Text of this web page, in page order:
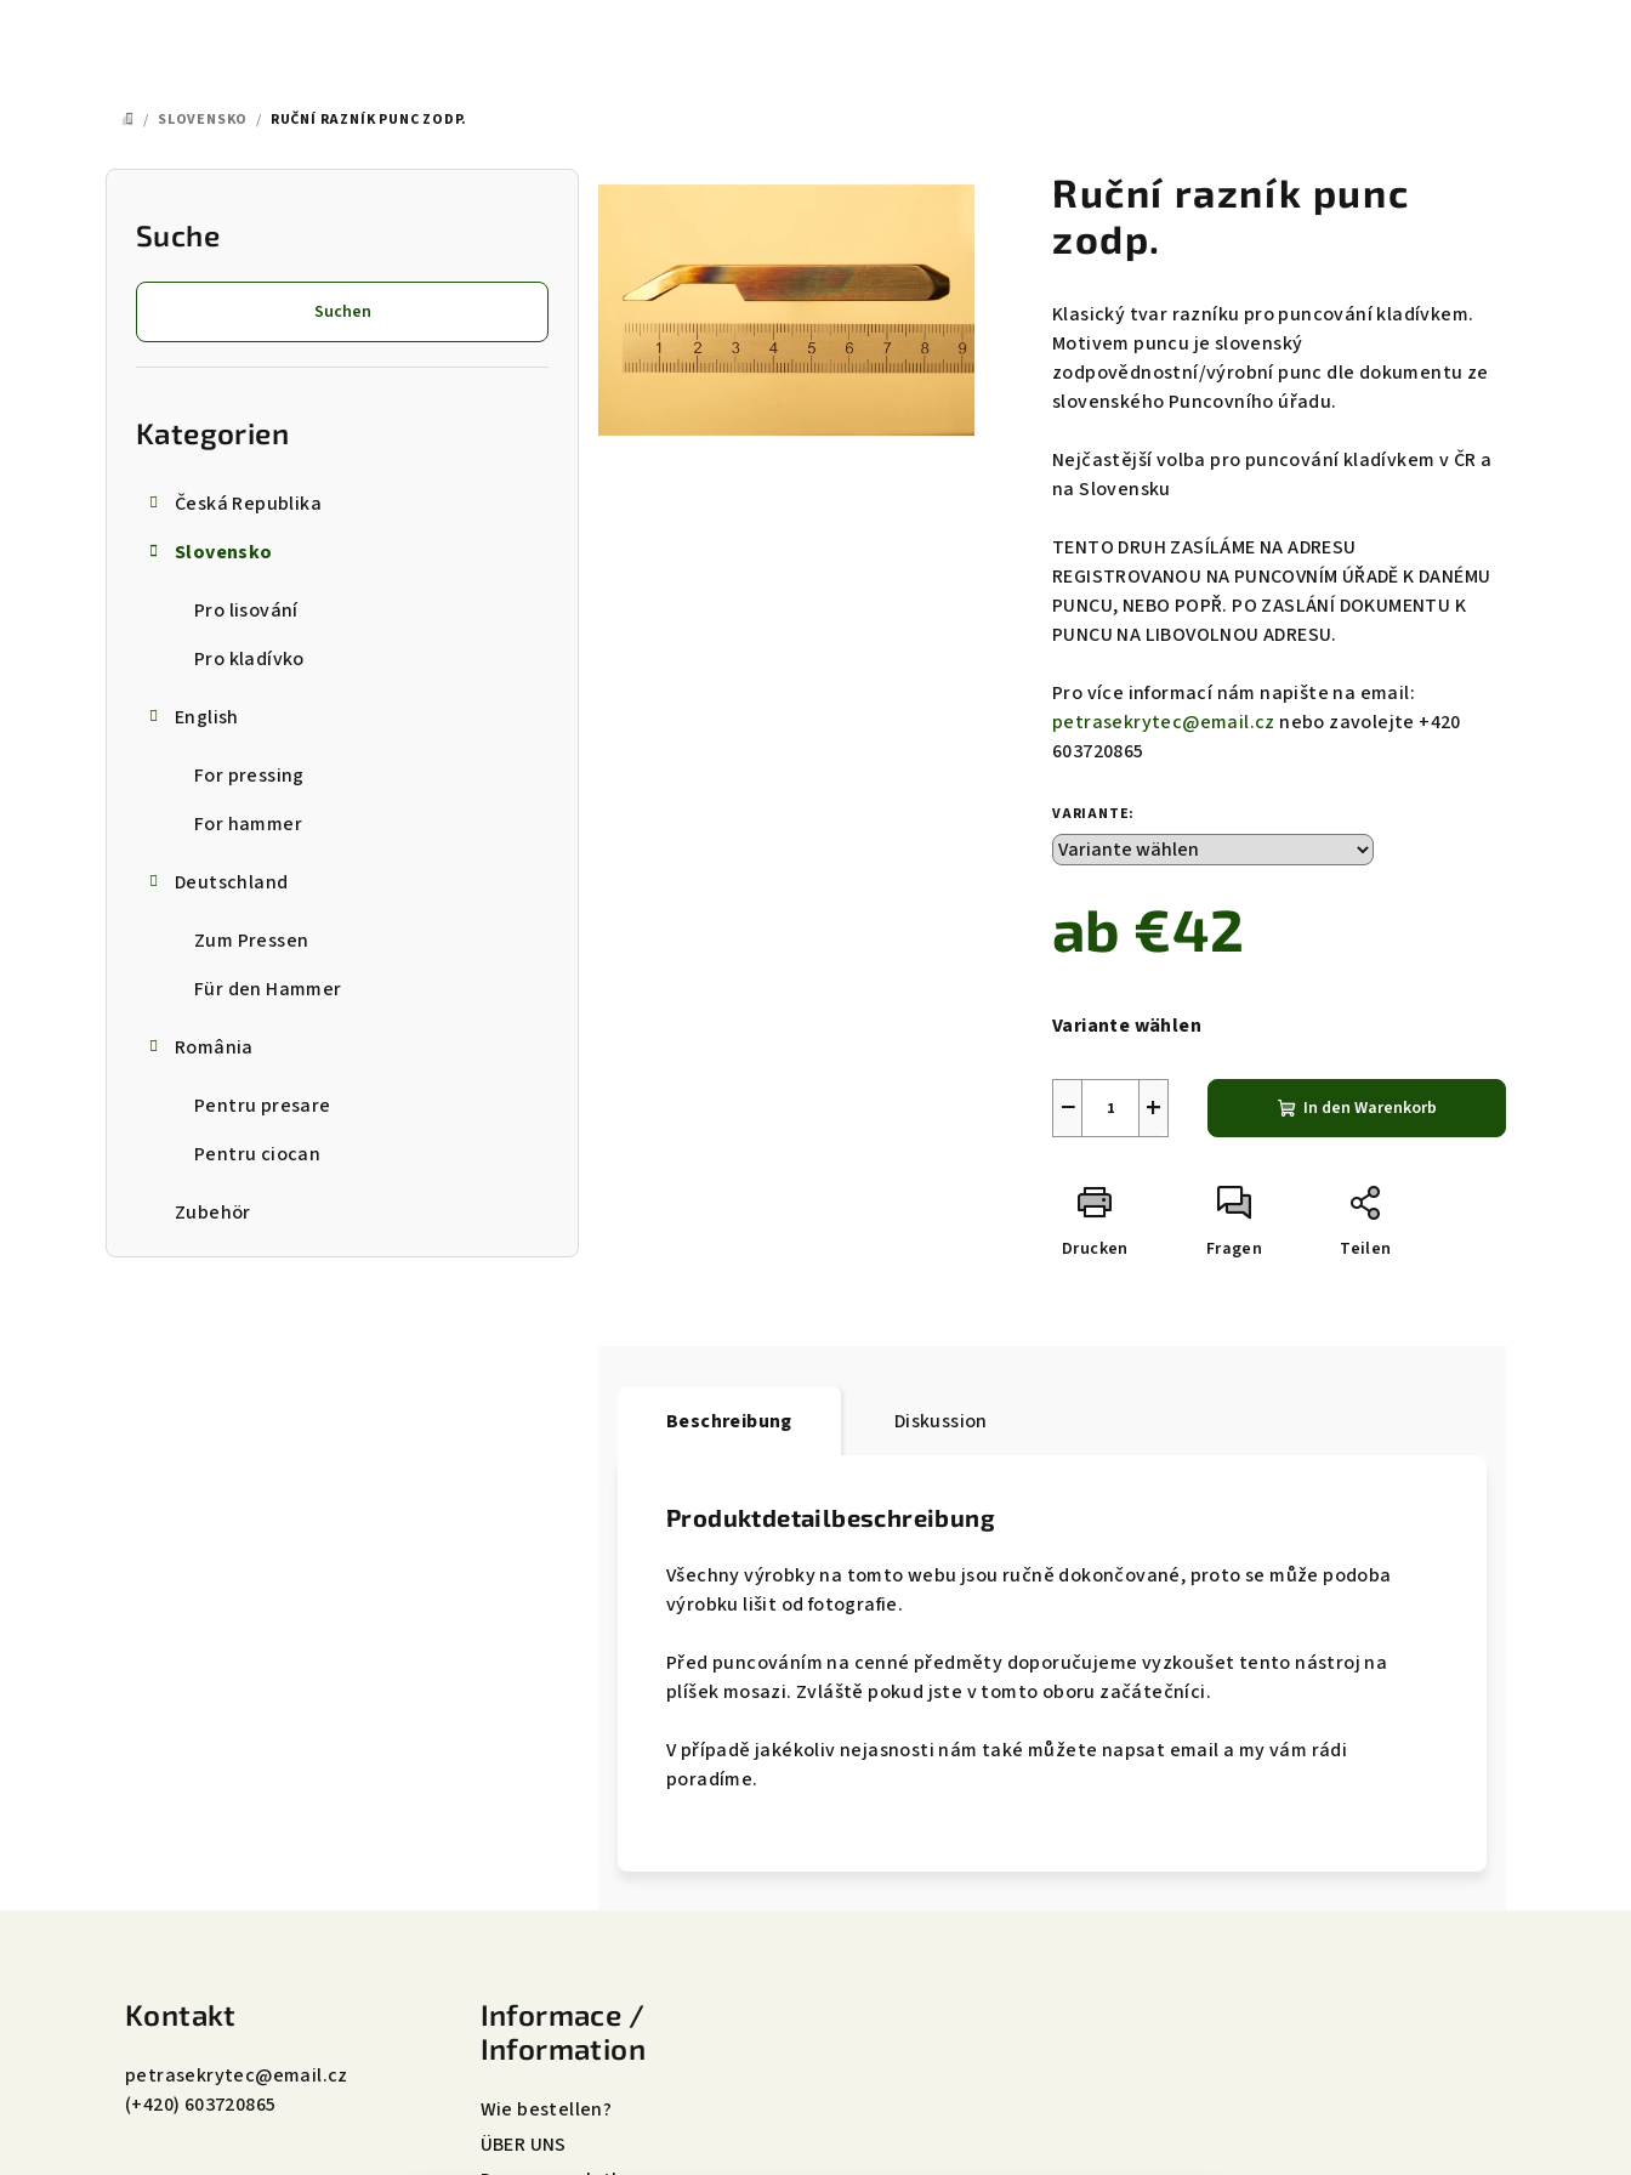
STARTSEITE
/ SLOVENSKO / RUČNÍ RAZNÍK PUNC ZODP.
Suche
Suchen
Kategorien
Česká Republika
Slovensko
Pro lisování
Pro kladívko
English
For pressing
For hammer
Deutschland
Zum Pressen
Für den Hammer
România
Pentru presare
Pentru ciocan
Zubehör
Ruční razník punc
zodp.
Klasický tvar razníku pro puncování kladívkem.
Motivem puncu je slovenský
zodpovědnostní/výrobní punc dle dokumentu ze
slovenského Puncovního úřadu.
Nejčastější volba pro puncování kladívkem v ČR a
na Slovensku
TENTO DRUH ZASÍLÁME NA ADRESU
REGISTROVANOU NA PUNCOVNÍM ÚŘADĚ K DANÉMU
PUNCU, NEBO POPŘ. PO ZASLÁNÍ DOKUMENTU K
PUNCU NA LIBOVOLNOU ADRESU.
Pro více informací nám napište na email:
petrasekrytec@email.cz nebo zavolejte +420
603720865
VARIANTE:
ab €42
Variante wählen
+
− In den Warenkorb
Drucken Fragen Teilen
Beschreibung Diskussion
Produktdetailbeschreibung
Všechny výrobky na tomto webu jsou ručně dokončované, proto se může podoba
výrobku lišit od fotografie.
Před puncováním na cenné předměty doporučujeme vyzkoušet tento nástroj na
plíšek mosazi. Zvláště pokud jste v tomto oboru začátečníci.
V případě jakékoliv nejasnosti nám také můžete napsat email a my vám rádi
poradíme.
Kontakt
petrasekrytec@email.cz
(+420) 603720865
Informace /
Information
Wie bestellen?
ÜBER UNS